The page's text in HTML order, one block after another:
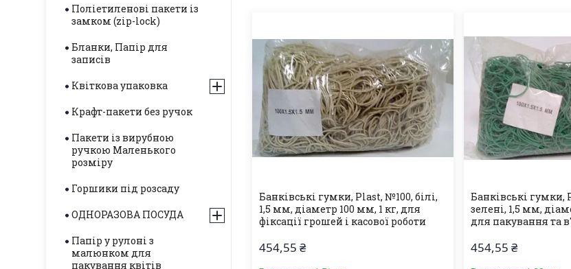
Банківські гумки, Plast, №100, білі,
1,5 мм, діаметр 100 мм, 1 кг, для
фіксації грошей і касової роботи
454,55 ₴
Банківські гумки,
зелені, 1,5 мм,
для пакування та
454,55 ₴
Поліетиленові пакети із
замком (zip-lock)
Бланки, Папір для
записів
Квіткова упаковка
Крафт-пакети без ручок
Пакети із вирубною
ручкою Маленького
розміру
Горшики під розсаду
ОДНОРАЗОВА ПОСУДА
Папір у рулоні з
малюнком для
пакування квітів